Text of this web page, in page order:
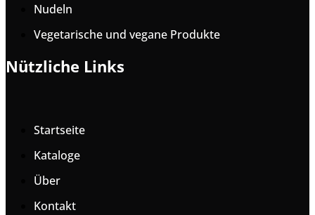
Nudeln
Vegetarische und vegane Produkte
Nützliche Links
Startseite
Kataloge
Über
Kontakt